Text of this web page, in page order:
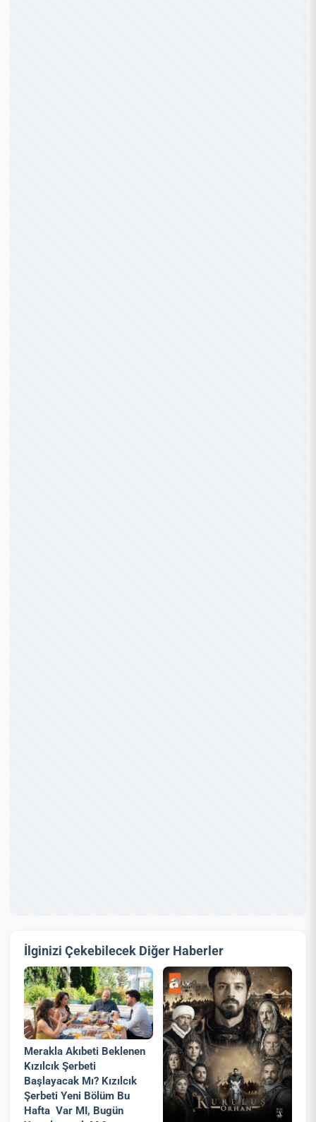
İlginizi Çekebilecek Diğer Haberler
Merakla Akıbeti Beklenen
Kızılcık Şerbeti
Başlayacak Mı? Kızılcık
Şerbeti Yeni Bölüm Bu
Hafta Var MI, Bugün